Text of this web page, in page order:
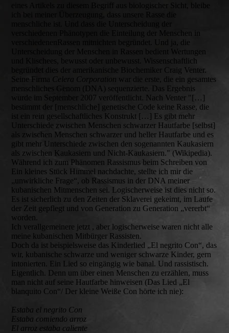
eines Artikels zu diesem Begriff aus biologischer Sicht, bleibe
ich bei meiner Überzeugung, dass unsere Rasse die
verschiedenen Phänotypen die Einteilung der Menschen in
verschiedenenRassen mitnichten begründet. Und ja, die
Unterscheidung der Menschen in Rassen bedient Wertungen
und Klischees, bewusst oder unbewusst. Wissenschaftlich
begründet dies der amerikanische Biochemiker Craig Venter.
Seine Firma Celera Corporation war die erste, die ein gesamtes
menschliches Genom (DNA) sequenzierte. Das Ergebnis
wurde im September 2007 veröffentlicht. Nach Venter "[…]
bestimmt der [menschliche] genetische Code keine Rasse, die
ist ein rein gesellschaftliches Konstrukt […] Es gibt mehr
Unterschiede zwischen Menschen schwarzer Hautfarbe [selbst]
als zwischen Menschen schwarzer und heller Hautfarbe und es
gibt mehr Unterschiede zwischen den sogenannten Kaukasiern
als zwischen Kaukasiern und Nicht-Kaukasiern." (Wikipedia).
Während ich zum Phänomen Rassismus beim Schreiben von
Ein kleines Stück Himmel nachdachte, stellte ich mir die
„unwirkliche Frage“, ob Rassismus in der DNA meiner
kubanischen Mitmenschen sei. Logischerweise ist dies nicht so.
Es ist sicherlich zu den Zeiten der Sklaverei gekeimt, im Laufe
der Zeit gepflegt und von Generation zu Generation „vererbt“
worden.
Ich verallgemeinere jetzt , aber logischerweise waren nicht alle
meine kubanischen Mitbürger Rassisten.
Doch da ist beispielsweise das Kinderlied „El negrito Con“, das
wir, kubanische schwarze und weniger schwarze Kinder, gern
intonierten. Ein Lied so eingängig wie banal. Und rassistisch.
Eigentlich. Denn um über einen Menschen zu erzählen, muss
man nicht auf seine Hautfarbe hinweisen (Das Lied „El
blanquito Con“/ Der kleine Weiße Con hörte ich nie):
Estaba el negrito Con
Estaba comiendo arroz
El arroz estaba caliente